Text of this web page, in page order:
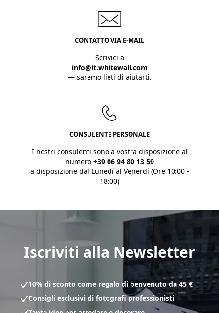
CONTATTO VIA E-MAIL
Scrivici a
info@it.whitewall.com
— saremo lieti di aiutarti.
CONSULENTE PERSONALE
I nostri consulenti sono a vostra disposizione al
numero +39 06 94 80 13 59
a disposizione dal Lunedí al Venerdí (Ore 10:00 -
18:00)
Iscriviti alla Newsletter
10% di sconto come regalo di benvenuto da 45 €
Consigli esclusivi di fotografi professionisti